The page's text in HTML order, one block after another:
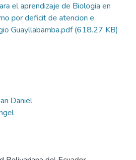
el aprendizaje de Biologia en
por deficit de atencion e
Guayllabamba.pdf(618.27 KB)
Daniel